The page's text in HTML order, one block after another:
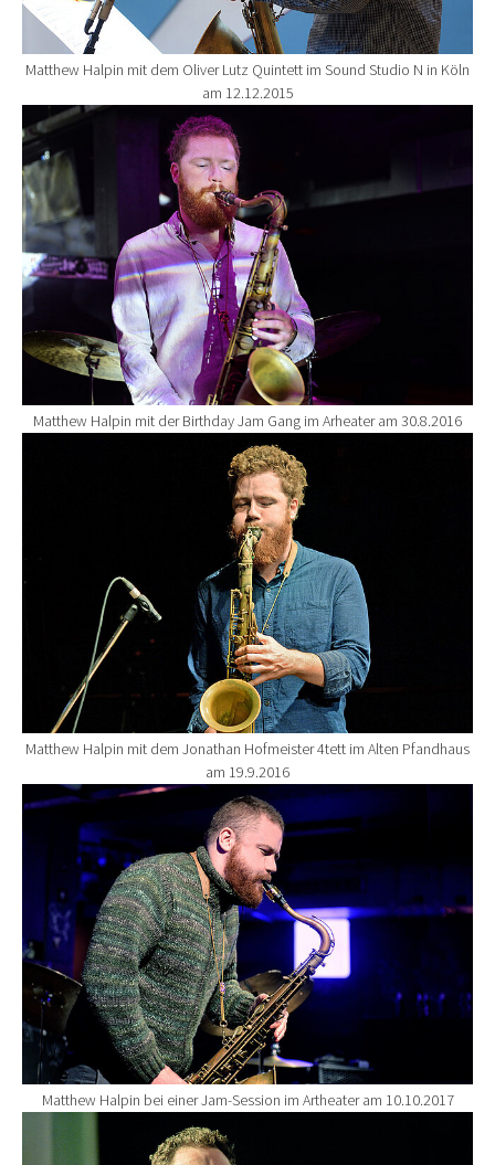
Matthew Halpin mit dem Oliver Lutz Quintett im Sound Studio N in Köln
am 12.12.2015
Show larger version for:
Matthew Halpin mit der Birthday Jam Gang im Arheater am 30.8.2016
Matthew Halpin mit dem Jonathan Hofmeister 4tett im Alten Pfandhaus
am 19.9.2016
Show larger version for:
Matthew Halpin bei einer Jam-Session im Artheater am 10.10.2017
Show larger version for: